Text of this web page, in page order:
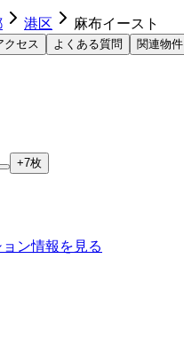
港区 麻布イースト
クセス よくある質問 関連物件
+7枚
ョン情報を見る